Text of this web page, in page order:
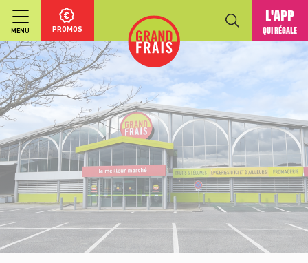
MENU PROMOS
L'APP
QUI RÉGALE